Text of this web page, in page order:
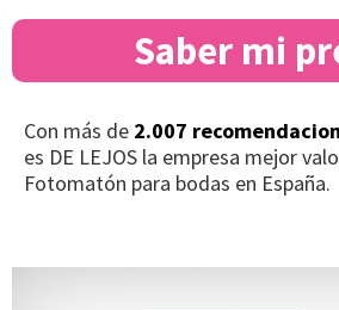
Saber mi
Con más de 2.007
es DE LEJOS la empresa mejor
Fotomatón para bodas en España.